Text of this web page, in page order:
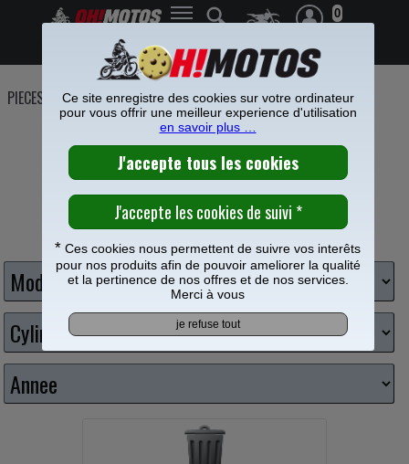
0
Frais de port offerts à partir de 49€
PIECES MOTO>Plastiques>Grilles de radiateur
GRILLE RADIATEUR CROSS
Choisissez votre moto
Ce site enregistre des cookies sur votre ordinateur
pour vous offrir une meilleur experience d'utilisation
en savoir plus …
* Ces cookies nous permettent de suivre vos interêts
pour nos produits afin de pouvoir ameliorer la qualité
et la pertinence de nos offres et de nos services.
Merci à vous